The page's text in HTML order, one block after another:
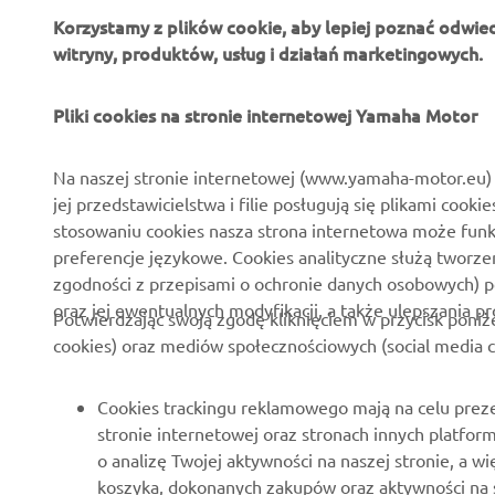
O FIRMIE
Aktualności
Polska strona prasowa
Broszury
Zostań dealerem
Zasady dotyczące praw
człowieka
DLA BIZNESU
Systemy Yamaha eBike
Służby mundurowe
funkcjonalne
Ratownictwo
Szkoły jazdy
Partnerstwa
Informacje techniczne dla
Korzystamy z plików cookie, aby lepiej poznać
witryny, produktów, usług i działań marketingowych.
Pliki cookies na stronie internetowej Yamaha Motor
Na naszej stronie internetowej (www.yamaha-
jej przedstawicielstwa i filie posługują się plikami
stosowaniu cookies nasza strona internetowa może
preferencje językowe. Cookies analityczne służą
zgodności z przepisami o ochronie danych
oraz jej ewentualnych modyfikacji, a także ulepszania
Potwierdzając swoją zgodę kliknięciem w przycisk
cookies) oraz mediów społecznościowych (social media
Cookies trackingu reklamowego mają na celu
stronie internetowej oraz stronach innych
o analizę Twojej aktywności na naszej stronie, a
koszyka, dokonanych zakupów oraz aktywności